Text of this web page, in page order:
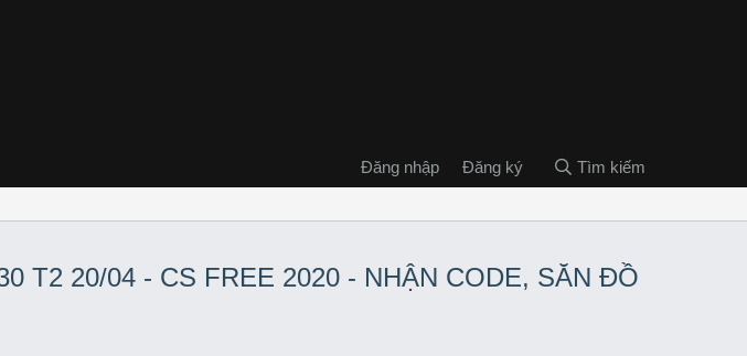
Đăng nhập Đăng ký Tìm kiếm
T2 20/04 - CS FREE 2020 - NHẬN CODE, SĂN ĐỒ